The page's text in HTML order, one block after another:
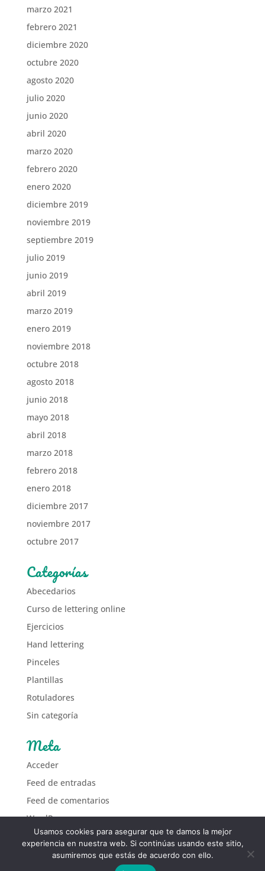
marzo 2021
febrero 2021
diciembre 2020
octubre 2020
agosto 2020
julio 2020
junio 2020
abril 2020
marzo 2020
febrero 2020
enero 2020
diciembre 2019
noviembre 2019
septiembre 2019
julio 2019
junio 2019
abril 2019
marzo 2019
enero 2019
noviembre 2018
octubre 2018
agosto 2018
junio 2018
mayo 2018
abril 2018
marzo 2018
febrero 2018
enero 2018
diciembre 2017
noviembre 2017
octubre 2017
Categorías
Abecedarios
Curso de lettering online
Ejercicios
Hand lettering
Pinceles
Plantillas
Rotuladores
Sin categoría
Meta
Acceder
Feed de entradas
Feed de comentarios
WordPress.org
Usamos cookies para asegurar que te damos la mejor
experiencia en nuestra web. Si continúas usando este sitio,
asumiremos que estás de acuerdo con ello.